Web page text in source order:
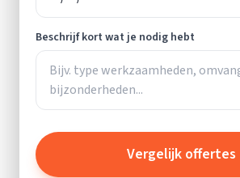
Beschrijf kort wat je nodig hebt
Vergelijk offertes